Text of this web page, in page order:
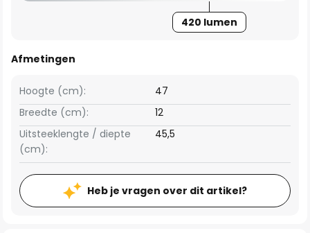
420 lumen
Afmetingen
Breedte (cm): 12
Hoogte (cm): 47
Uitsteeklengte / diepte
(cm):
45,5
Heb je vragen over dit artikel?